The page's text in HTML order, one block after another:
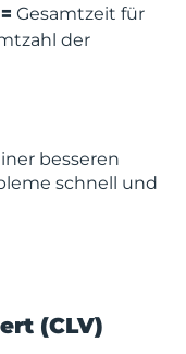
Gesamtzeit für
der
besseren
schnell und
(CLV)